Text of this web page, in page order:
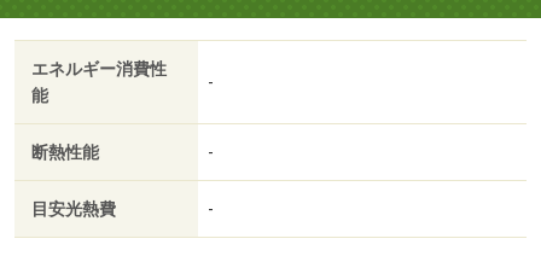
ューズボックス／システムキッチン／南向き／角住戸／温
水洗浄便座／脱衣所／エレベーター／洗面所独立／駐輪場
／宅配ボックス／防犯カメラ／ウォークインクロゼット／
デザイナーズ／仲手０．５５ヶ月／ネット使用料不要／眺
プロパンガス／礼金１ヶ月／ＩＴ重説 対応物件／家賃カ
ード決済可／通風良好／巡回管理／イオンタウン黒崎（シ
ョッピングセンター）まで４５１ｍ／マックスバリュ黒崎
エネルギー消費性
能
-
断熱性能 -
目安光熱費 -